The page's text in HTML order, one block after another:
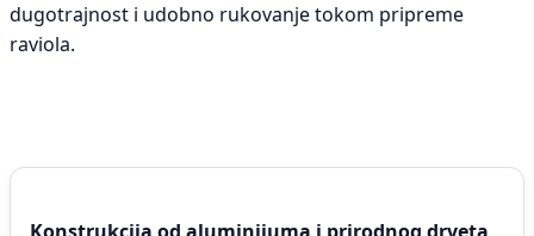
dugotrajnost i udobno rukovanje tokom pripreme
raviola.